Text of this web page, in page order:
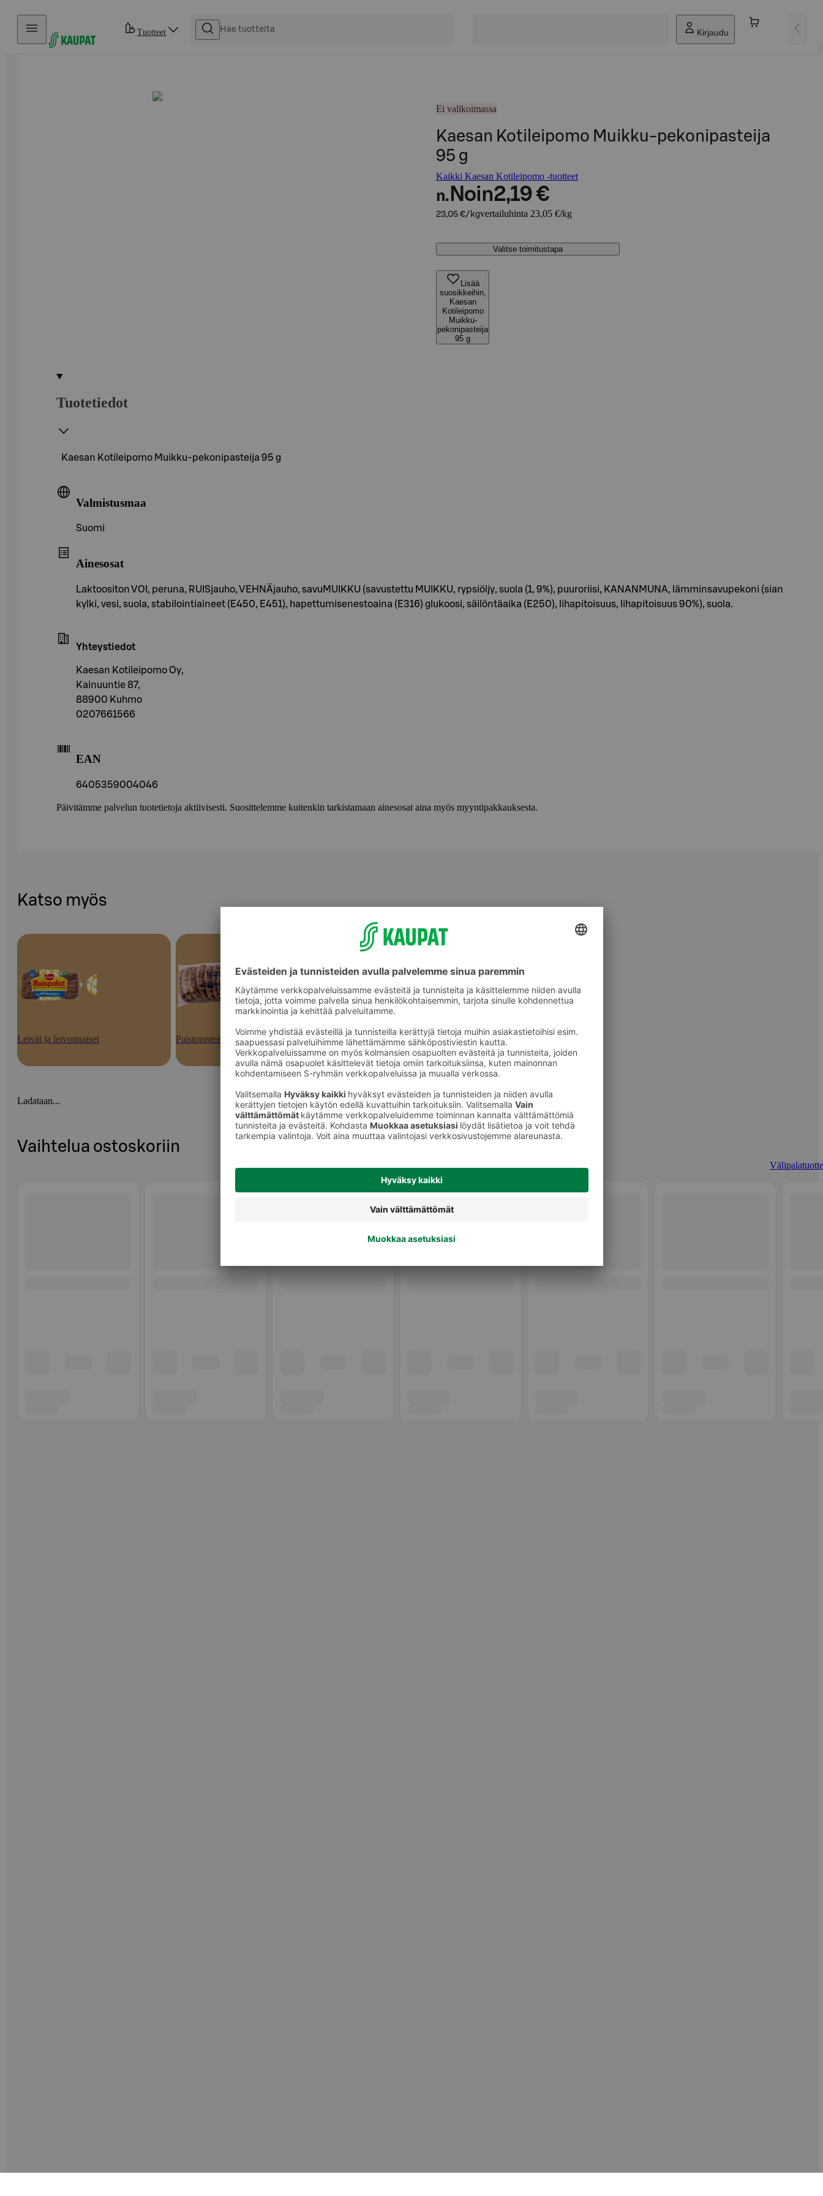
Hyppää sisältöön
Tuotteet Kirjaudu
Ei valikoimassa
Kaesan Kotileipomo Muikku-pekonipasteija
95 g
Kaikki Kaesan Kotileipomo -tuotteet
n. Noin2,19 €
23,05 €/kgvertailuhinta 23,05 €/kg
Valitse toimitustapa
Lisää
suosikkeihin,
Kaesan
Kotileipomo
Muikku-
pekonipasteija
95 g
Tuotetiedot
Kaesan Kotileipomo Muikku-pekonipasteija 95 g
Valmistusmaa
Suomi
Ainesosat
Laktoositon VOI, peruna, RUISjauho, VEHNÄjauho, savuMUIKKU (savustettu MUIKKU, rypsiöljy, suola (1, 9%), puuroriisi, KANANMUNA, lämminsavupekoni (sian
kylki, vesi, suola, stabilointiaineet (E450, E451), hapettumisenestoaina (E316) glukoosi, säilöntäaika (E250), lihapitoisuus, lihapitoisuus 90%), suola.
Yhteystiedot
Kaesan Kotileipomo Oy,
Kainuuntie 87,
88900 Kuhmo
0207661566
EAN
6405359004046
Päivitämme palvelun tuotetietoja aktiivisesti. Suosittelemme kuitenkin tarkistamaan ainesosat aina myös myyntipakkauksesta.
Katso myös
Leivät ja leivonnaiset Paistopisteen tuotteet Välipalatuotteet
Ladataan...
Vaihtelua ostoskoriin